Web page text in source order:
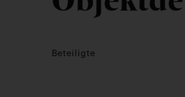
Beteiligte